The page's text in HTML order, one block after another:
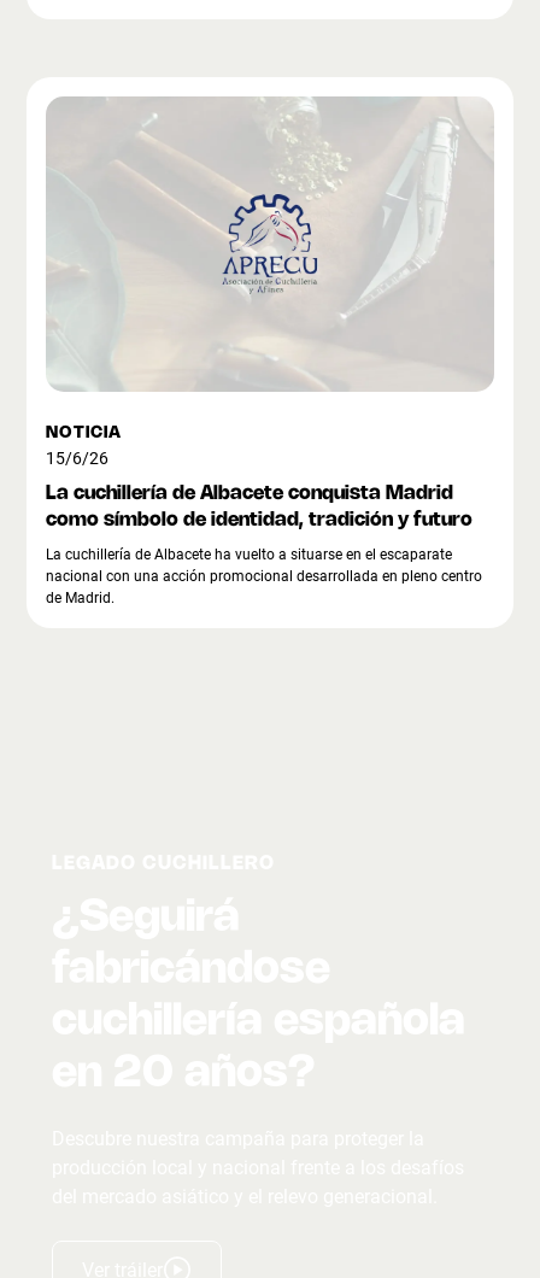
NOTICIA
15/6/26
La cuchillería de Albacete conquista Madrid
como símbolo de identidad, tradición y futuro
La cuchillería de Albacete ha vuelto a situarse en el escaparate
nacional con una acción promocional desarrollada en pleno centro
de Madrid.